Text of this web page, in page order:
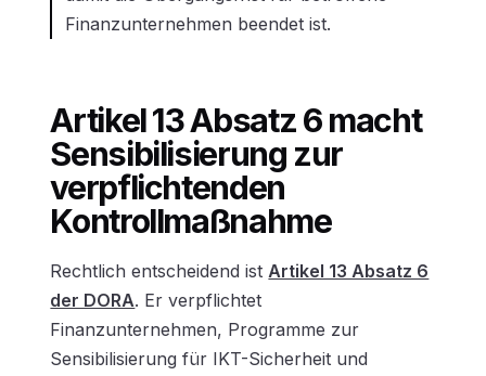
Finanzunternehmen beendet ist.
Artikel 13 Absatz 6 macht
Sensibilisierung zur
verpflichtenden
Kontrollmaßnahme
Rechtlich entscheidend istArtikel 13 Absatz 6
der DORA. Er verpflichtet
Finanzunternehmen, Programme zur
Sensibilisierung für IKT-Sicherheit und